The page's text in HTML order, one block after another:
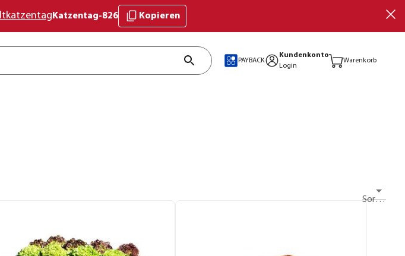
Katzentag-826 Kopieren
PAYBACK
Kundenkonto
Login
Warenkorb
Sortieren nach